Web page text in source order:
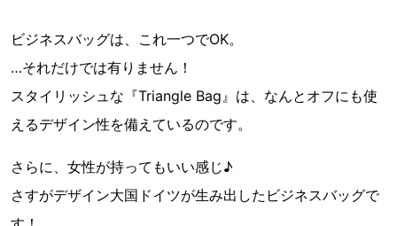
ビジネスバッグは、これ一つでOK。
…それだけでは有りません！
スタイリッシュな『Triangle Bag』は、なんとオフにも使
えるデザイン性を備えているのです。
さらに、女性が持ってもいい感じ♪
さすがデザイン大国ドイツが生み出したビジネスバッグで